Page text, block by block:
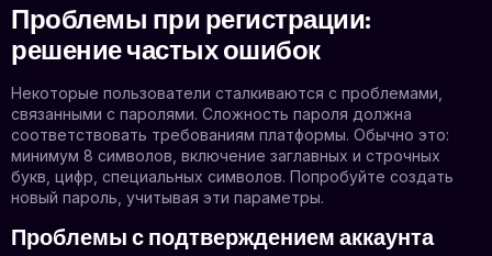
Проблемы при регистрации:
решение частых ошибок
Некоторые пользователи сталкиваются с проблемами,
связанными с паролями. Сложность пароля должна
соответствовать требованиям платформы. Обычно это:
минимум 8 символов, включение заглавных и строчных
букв, цифр, специальных символов. Попробуйте создать
новый пароль, учитывая эти параметры.
Проблемы с подтверждением аккаунта